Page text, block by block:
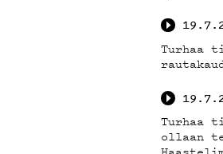
Turhaa
Turhaa
ollaan